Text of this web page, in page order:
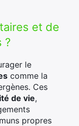
et de
?
le
comme la
Ces
de vie,
propres